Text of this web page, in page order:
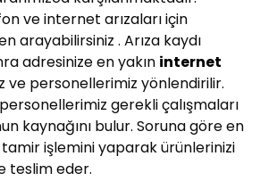
ve internet arızaları için
arayabilirsiniz . Arıza kaydı
adresinize en yakın internet
ve personellerimiz yönlendirilir.
gerekli çalışmaları
kaynağını bulur. Soruna göre en
işlemini yaparak ürünlerinizi
teslim eder.